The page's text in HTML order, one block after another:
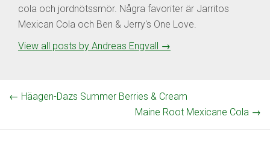
cola och jordnötssmör. Några favoriter är Jarritos
Mexican Cola och Ben & Jerry's One Love.
View all posts by Andreas Engvall
→
← Häagen-Dazs Summer Berries & Cream
Maine Root Mexicane Cola →